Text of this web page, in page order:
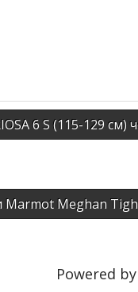
6 S (115-129 см)
Meghan
Powered